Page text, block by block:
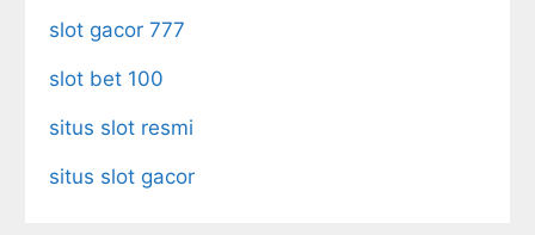
slot gacor 777
slot bet 100
situs slot resmi
situs slot gacor